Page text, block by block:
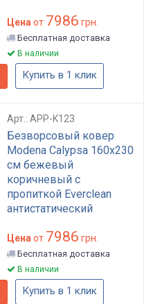
Цена от 7986 грн.
Бесплатная доставка
В наличии
Купить в 1 клик
Арт.: APP-K123
Безворсовый ковер
Modena Calypsa 160x230
см бежевый
коричневый с
пропиткой Everclean
антистатический
дома и в гостиную арт:
APP-K123
Цена от 7986 грн.
Бесплатная доставка
В наличии
Купить в 1 клик